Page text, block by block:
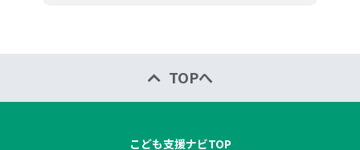
TOPへ
こども支援ナビTOP